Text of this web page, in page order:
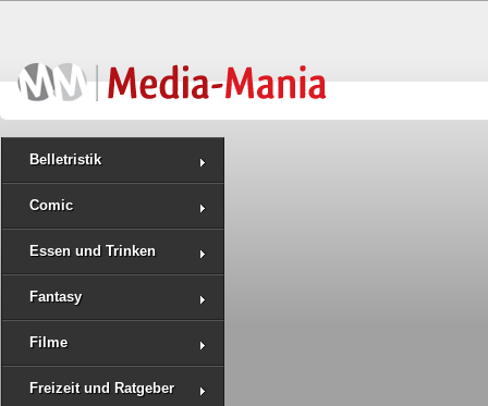
Belletristik
Comic
Essen und Trinken
Fantasy
Filme
Freizeit und Ratgeber